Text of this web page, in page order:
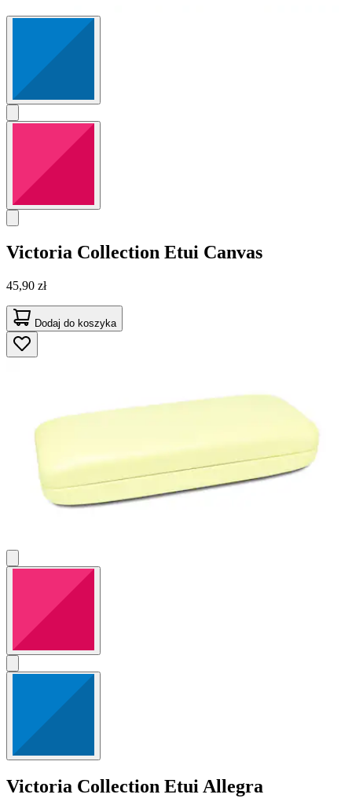
Victoria Collection Etui Canvas
45,90 zł
Dodaj do koszyka
Victoria Collection Etui Allegra